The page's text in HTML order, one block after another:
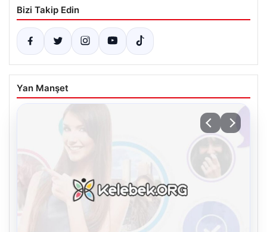
Bizi Takip Edin
Yan Manşet